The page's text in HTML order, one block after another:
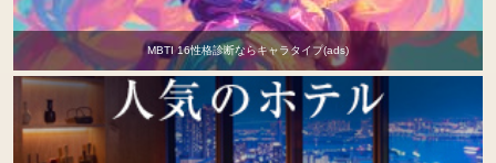
MBTI 16性格診断ならキャラタイプ(ads)